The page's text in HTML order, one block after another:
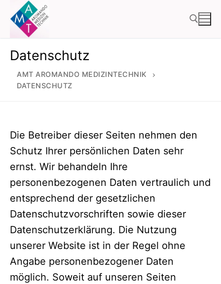
Zum
Inhalt
springen
Datenschutz
AMT AROMANDO MEDIZINTECHNIK
DATENSCHUTZ
Die Betreiber dieser Seiten nehmen den
Schutz Ihrer persönlichen Daten sehr
ernst. Wir behandeln Ihre
personenbezogenen Daten vertraulich und
entsprechend der gesetzlichen
Datenschutzvorschriften sowie dieser
Datenschutzerklärung. Die Nutzung
unserer Website ist in der Regel ohne
Angabe personenbezogener Daten
möglich. Soweit auf unseren Seiten